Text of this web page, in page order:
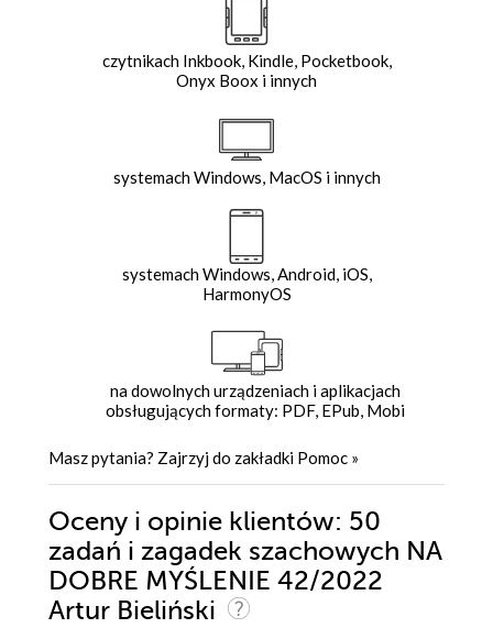
czytnikach Inkbook, Kindle, Pocketbook,
Onyx Boox i innych
systemach Windows, MacOS i innych
systemach Windows, Android, iOS,
HarmonyOS
na dowolnych urządzeniach i aplikacjach
obsługujących formaty: PDF, EPub, Mobi
Masz pytania? Zajrzyj do zakładki Pomoc »
Oceny i opinie klientów: 50
zadań i zagadek szachowych NA
DOBRE MYŚLENIE 42/2022
Artur Bieliński